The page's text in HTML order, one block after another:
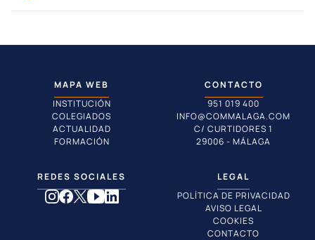
MAPA WEB
INSTITUCIÓN
COLEGIADOS
ACTUALIDAD
FORMACIÓN
CONTACTO
951 019 400
INFO@COMMALAGA.COM
C/ CURTIDORES 1
29006 - MÁLAGA
REDES SOCIALES
LEGAL
POLÍTICA DE PRIVACIDAD
AVISO LEGAL
COOKIES
CONTACTO